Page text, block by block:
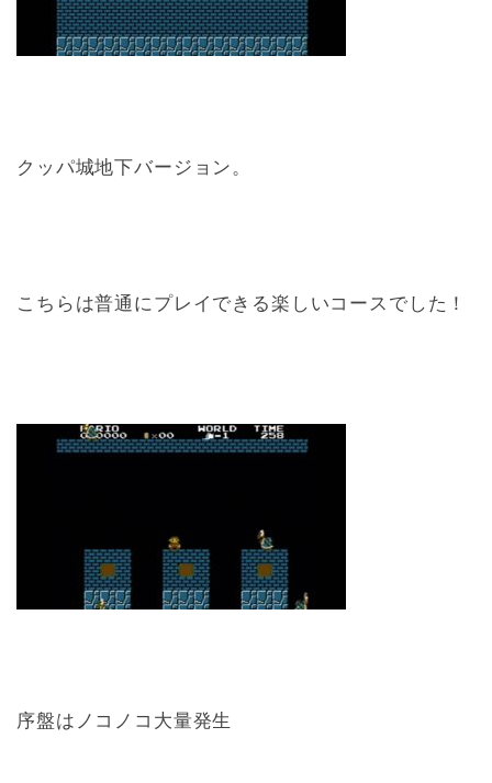
クッパ城地下バージョン。
こちらは普通にプレイできる楽しいコースでした！
序盤はノコノコ大量発生